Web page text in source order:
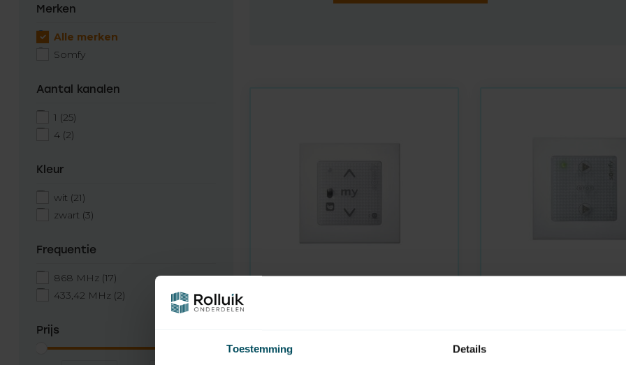
Toestemming Details
Merken
Alle merken
Somfy
Aantal kanalen
1 (25)
4 (2)
Kleur
wit (21)
zwart (3)
Frequentie
868 MHz (17)
433,42 MHz (2)
Prijs